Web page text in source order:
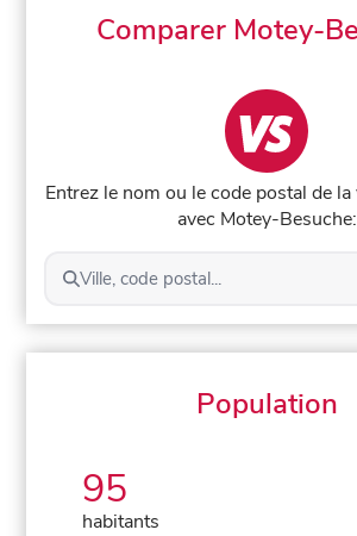
Comparer Motey-
Entrez le nom ou le code postal de
avec Motey-Besuche:
Ville, code postal...
Population
95
habitants